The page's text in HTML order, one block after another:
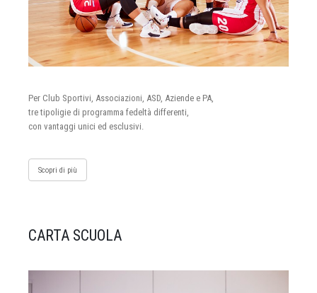
Per Club Sportivi, Associazioni, ASD, Aziende e PA,
tre tipoligie di programma fedeltà differenti,
con vantaggi unici ed esclusivi.
Scopri di più
CARTA SCUOLA